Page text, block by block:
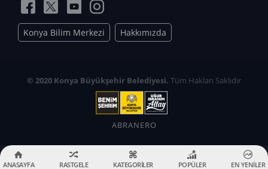
Konya Bilim Merkezi Hakkımızda
© 2020 Konya Büyükşehir Belediyesi. Tüm Hakları Saklıdır
ABRANERO
ANASAYFA RASTGELE KATEGORİLER POPÜLER EN YENİLER